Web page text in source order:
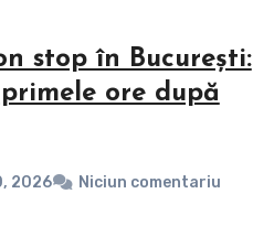
stop în București:
ore după
2026 Niciun comentariu